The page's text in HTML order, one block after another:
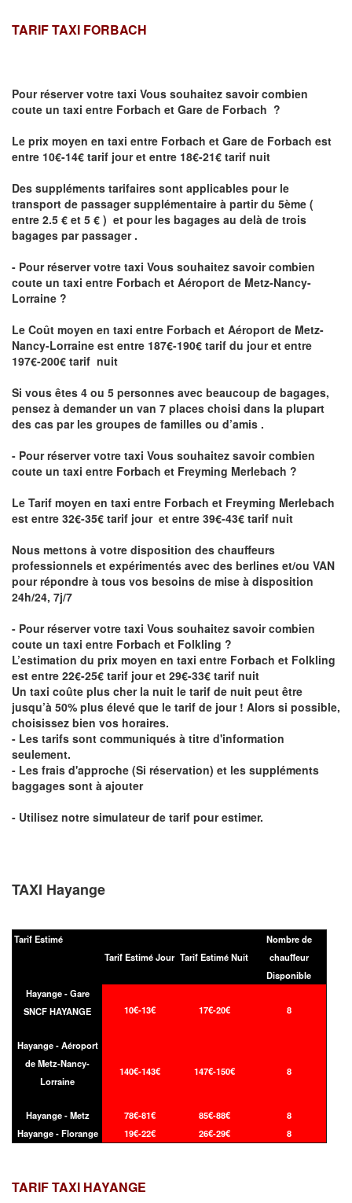
TARIF TAXI FORBACH
Pour réserver votre taxi Vous souhaitez savoircombien
coute un taxi entre Forbach et Gare de Forbach ?
Le prix moyen en taxi entre Forbach et Gare de Forbach est
entre 10€-14€ tarif jour et entre 18€-21€ tarif nuit
Des suppléments tarifaires sont applicables pour le
transport de passager supplémentaire à partir du 5ème (
entre 2.5 € et 5 € ) et pour les bagages au delà de trois
bagages par passager .
- Pour réserver votre taxi Vous souhaitez savoircombien
coute un taxi entre Forbach et Aéroport de Metz-Nancy-
Lorraine ?
Le Coût moyen en taxi entre Forbach et Aéroport de Metz-
Nancy-Lorraine est entre 187€-190€ tarif du jour et entre
197€-200€ tarif nuit
Si vous êtes 4 ou 5 personnes avec beaucoup de bagages,
pensez à demander un van 7 places choisi dans la plupart
des cas par les groupes de familles ou d’amis .
- Pour réserver votre taxi Vous souhaitez savoircombien
coute un taxi entre Forbach et Freyming Merlebach ?
Le Tarif moyen en taxi entre Forbach et Freyming Merlebach
est entre 32€-35€ tarif jour et entre 39€-43€ tarif nuit
Nous mettons à votre disposition des chauffeurs
professionnels et expérimentés avec des berlines et/ou VAN
pour répondre à tous vos besoins de mise à disposition
24h/24, 7j/7
- Pour réserver votre taxi Vous souhaitez savoircombien
coute un taxi entre Forbach et Folkling ?
L’estimation du prix moyen en taxi entre Forbach et Folkling
est entre 22€-25€ tarif jour et 29€-33€ tarif nuit
Un taxi coûte plus cher la nuit le tarif de nuit peut être
jusqu’à 50% plus élevé que le tarif de jour ! Alors si possible,
choisissez bien vos horaires.
- Les tarifs sont communiqués à titre d'information
seulement.
- Les frais d'approche (Si réservation) et les suppléments
baggages sont à ajouter
- Utilisez notre simulateur de tarif pour estimer.
TAXI Hayange
Tarif Estimé
Tarif Estimé Jour Tarif Estimé Nuit
Nombre de
chauffeur
Disponible
Hayange - Gare
SNCF HAYANGE
10€-13€ 17€-20€ 8
Hayange - Aéroport
de Metz-Nancy-
Lorraine
140€-143€ 147€-150€ 8
Hayange - Metz 78€-81€ 85€-88€
8
Hayange - Florange
19€-22€ 26€-29€ 8
TARIF TAXI HAYANGE